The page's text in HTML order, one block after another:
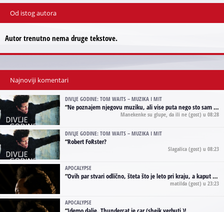
Od istog autora
Autor trenutno nema druge tekstove.
Najnoviji komentari
DIVLJE GODINE: TOM WAITS – MUZIKA I MIT
“Ne poznajem njegovu muziku, ali vise puta nego sto sam to zazeleo gledao sam njegove umjetnicke slike na raznim stranama interneta. Te stoga zakljucujem da je Tom Waits Lady Gaga muzike namrstenih, ma
Manekenke su glupe, da ili ne (gost) u 08:28
DIVLJE GODINE: TOM WAITS – MUZIKA I MIT
“Robert FoRster?
Slagalica (gost) u 08:23
APOCALYPSE
“Ovih par stvari odlično, šteta što je leto pri kraju, a kaput koji te vervoatno podseća na pirotski ćilim je iz tradicije Navaho indijanaca ;)
matilda (gost) u 23:23
APOCALYPSE